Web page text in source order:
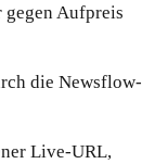
Aufpreis
die Newsflow-
Live-URL,